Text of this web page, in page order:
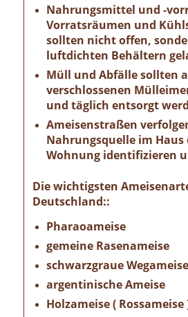
Nahrungsmittel und -
Vorratsräumen und
sollten nicht offen,
luftdichten Behältern
Müll und Abfälle sollten
verschlossenen
und täglich entsorgt
Ameisenstraßen
Nahrungsquelle im Haus
Wohnung identifizieren
Die wichtigsten
Deutschland::
Pharaoameise
gemeine Rasenameise
schwarzgraue Wegameise
argentinische Ameise
Holzameise ( Rossameise